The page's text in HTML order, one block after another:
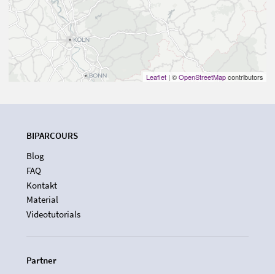
Leaflet | ©OpenStreetMapcontributors
BIPARCOURS
Blog
FAQ
Kontakt
Material
Videotutorials
Partner